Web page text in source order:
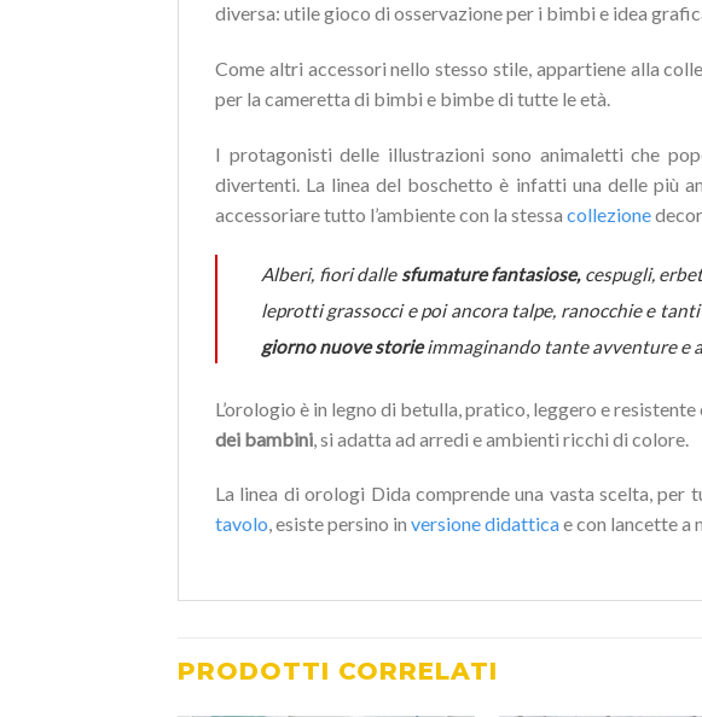
diversa: utile gioco di osservazione per i bimbi e idea
Come altri accessori nello stesso stile, appartiene alla
per la cameretta di bimbi e bimbe di tutte le età.
I protagonisti delle illustrazioni sono animaletti che
divertenti. La linea del boschetto è infatti una delle più
accessoriare tutto l’ambiente con la stessa collezione
Alberi, fiori dallesfumature fantasiose,cespugli,
leprotti grassocci e poi ancora talpe, ranocchie e
giorno nuove storieimmaginando tante avventure e
L’orologio è in legno di betulla, pratico, leggero e resistente
dei bambini , si adatta ad arredi e ambienti ricchi di colore.
La linea di orologi Dida comprende una vasta scelta,
tavolo, esiste persino in versione didatticae con lancette a
PRODOTTI CORRELATI